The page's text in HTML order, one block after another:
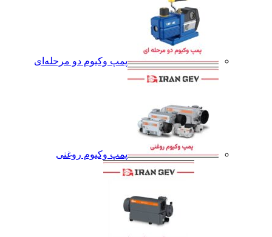
پمپ وکیوم دو مرحله‌ای
پمپ وکیوم روغنی